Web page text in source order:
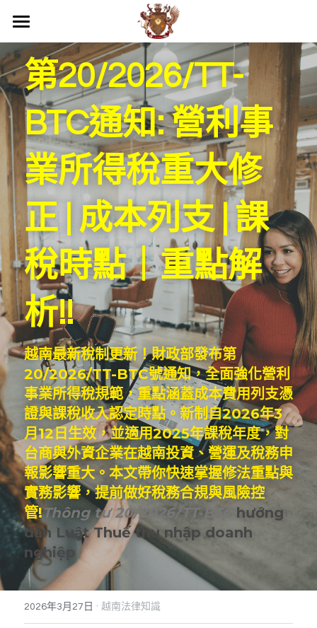
關於我們
我們的優勢
活動照片
品牌落地代理
代發貨
倉庫管理
電商規劃
通路上架
團隊介紹
顧問及法務部門
財務部門
貿易部門
行銷部門
商務服務
專業服務
越南民刑事務顧問
企業疑難解決方案
國際企業節稅規劃
越南法律暨智慧財產權顧問
工商服務
越南服務範圍
越南內外資公司設立服務
國際文件翻譯與公證
越南企業會計外帳
越南商業投資顧問
越南不動產投資顧問
企業併購與盡責調查TDD
第二國家護照
投資諮詢與開業輔導
越南開店商業輔導
越南特殊行業規劃輔導
越南連鎖加盟投資諮詢
境外公司設立與規劃
多角貿易與關聯交易顧問
越南公共關係顧問
ESG企業輔導
ISO企業輔導
越南事務委託經略
越南據點物流委託營運
跨國際企業結構規劃
海外基金經營委託
越南工業區開發案
銀行債權取得/協商
海外教育，實習
浩瀚中學越南代理
其他地區服務
泰國服務範圍
馬來西亞服務範圍
新加坡服務範圍
Dịch vụ
Dân sự, Ly hôn, Thừa kế
Dịch vụ Doanh nghiệp
Dịch vụ thương mại
東律
最新消息
聯絡
搜索
繁體中文
繁體中文
English
Việt Nam
第20/2026/TT-
BTC通知: 營利事
業所得稅重大修
正 | 成本列支 | 課
稅時點｜重點解
析!!
越南最新稅制更新！財政部發布第
20/2026/TT-BTC號通知，全面強化營利
事業所得稅規範，重點涵蓋成本費用列支憑
證與課稅收入認定時點。新制自2026年3
月12日生效，並適用2025年課稅年度，對
台商與外資企業在越南投資、營運及稅務申
報影響重大。本文帶你快速掌握修法重點與
實務影響，提前做好稅務合規與風險控
管!Thông tư 20/2026/TT-BTC
hướng
dẫn Luật Thuế thu nhập doanh
nghiệp
2026年3月27日 · 越南法律知識